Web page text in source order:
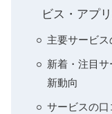
ビス・アプ
主要サービ
新着・注目
新動向
サービスの